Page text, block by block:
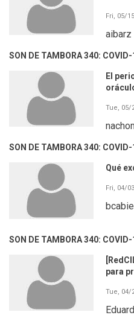
Fri, 05/
aibarz
SON DE TAMBORA 340:
El
Tue, 05/
SON DE TAMBORA 340:
Qué
Fri, 04/
SON DE TAMBORA 340:
para
Tue, 04/